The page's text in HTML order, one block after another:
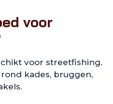
voor
voor streetfishing.
kades, bruggen,